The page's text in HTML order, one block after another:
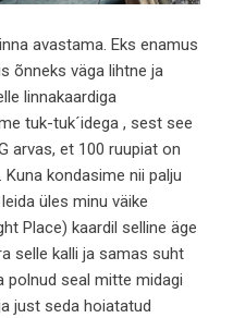
avastama. Eks enamus
õnneks väga lihtne ja
linnakaardiga
tuk-tuk´idega , sest see
arvas, et 100 ruupiat on
Kuna kondasime nii palju
üles minu väike
Place) kaardil selline äge
selle kalli ja samas suht
polnud seal mitte midagi
just seda hoiatatud